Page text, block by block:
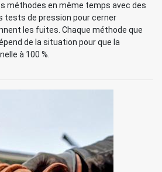
méthodes en même temps avec des
tests de pression pour cerner
les fuites. Chaque méthode que
de la situation pour que la
à 100 %.